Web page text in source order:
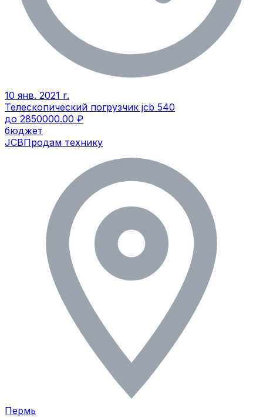
10 янв. 2021 г.
Телескопический погрузчик jcb 540
до 2850000.00 ₽
бюджет
JCBПродам технику
Пермь